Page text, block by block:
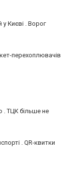
Києві . Ворог
перехоплювачів
. ТЦК більше не
. QR-квитки